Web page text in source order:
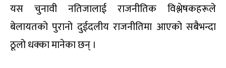
यस चुनावी नतिजालाई राजनीतिक विश्लेषकहरूले
बेलायतको पुरानो दुईदलीय राजनीतिमा आएको सबैभन्दा
ठूलो धक्का मानेका छन् ।